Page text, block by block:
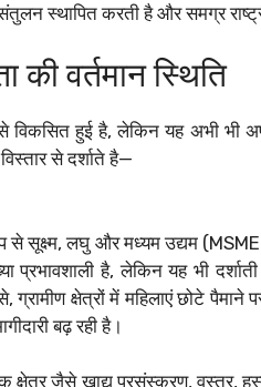
स्थापित करती है और समग्र
की वर्तमान स्थिति
हुई है, लेकिन यह अभी भी
से दर्शाते है—
सूक्ष्म, लघु और मध्यम उद्यम
है, लेकिन यह भी दर्शाती
क्षेत्रों में महिलाएं छोटे पैमाने
बढ़ रही है।
क्षेत्र जैसे खाद्य प्रसंस्करण, वस्त्र,